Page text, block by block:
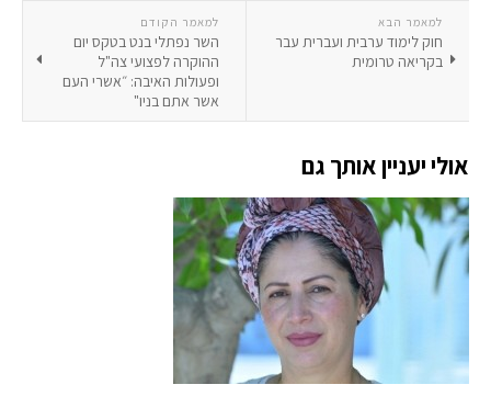
למאמר הקודם
השר נפתלי בנט בטקס יום
ההוקרה לפצועי צה"ל
ופעולות האיבה: ״אשרי העם
אשר אתם בניו"
למאמר הבא
חוק לימוד ערבית ועברית עבר
בקריאה טרומית
אולי יעניין אותך גם